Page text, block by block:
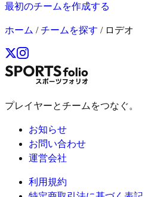
最初のチームを作成する
ホーム /チームを探す / ロデオ
プレイヤーとチームをつなぐ。
お知らせ
お問い合わせ
運営会社
利用規約